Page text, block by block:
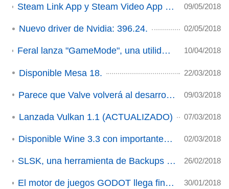
Steam Link App y Steam Video App llegarán proximamente a nuestros dispositivos móviles (actualización) 09/05/2018
Nuevo driver de Nvidia: 396.24. 02/05/2018
Feral lanza "GameMode", una utilidad open source para mejorar el rendimiento en los juegos 10/04/2018
Disponible Mesa 18. 22/03/2018
Parece que Valve volverá al desarrollo de Software. 09/03/2018
Lanzada Vulkan 1.1 (ACTUALIZADO) 07/03/2018
Disponible Wine 3.3 con importantes mejoras. 02/03/2018
SLSK, una herramienta de Backups para nuestros juegos de Steam. 26/02/2018
El motor de juegos GODOT llega finalmente a su versión 3.0. 30/01/2018